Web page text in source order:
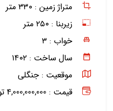
متراژ زمین : ۳۳۰ متر
زیربنا : ۲۵۰ متر
خواب : ۳
سال ساخت : ۱۴۰۲
موقعیت : جنگلی
قیمت : 4,000,000,000 تومان /